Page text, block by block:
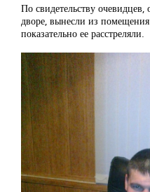
По свидетельству
дворе, вынесли из
показательно ее расстреляли.